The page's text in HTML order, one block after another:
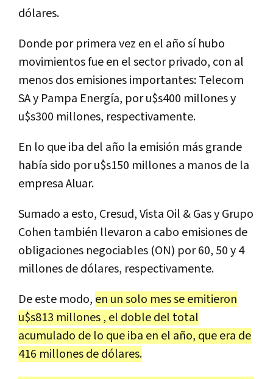
dólares.
Donde por primera vez en el año sí hubo
movimientos fue en el sector privado, con al
menos dos emisiones importantes: Telecom
SA y Pampa Energía, por u$s400 millones y
u$s300 millones, respectivamente.
En lo que iba del año la emisión más grande
había sido por u$s150 millones a manos de la
empresa Aluar.
Sumado a esto, Cresud, Vista Oil & Gas y Grupo
Cohen también llevaron a cabo emisiones de
obligaciones negociables (ON) por 60, 50 y 4
millones de dólares, respectivamente.
De este modo, en un solo mes se emitieron
u$s813 millones , el doble del total
acumulado de lo que iba en el año, que era de
416 millones de dólares.